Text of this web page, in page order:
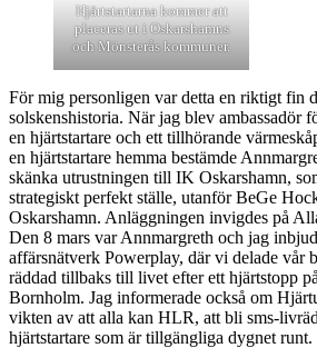
Hjärtstartarna kommer att
placeras ut i Oskarshamns
och Mönsterås kommuner.
För mig personligen var detta en riktigt fin
solskenshistoria. När jag blev ambassadör
en hjärtstartare och ett tillhörande
en hjärtstartare hemma bestämde
skänka utrustningen till IK Oskarshamn,
strategiskt perfekt ställe, utanför BeGe
Oskarshamn. Anläggningen invigdes på
Den 8 mars var Annmargreth och jag
affärsnätverk Powerplay, där vi delade vår
räddad tillbaks till livet efter ett hjärtstopp
Bornholm. Jag informerade också om
vikten av att alla kan HLR, att bli sms-
hjärtstartare som är tillgängliga dygnet runt.